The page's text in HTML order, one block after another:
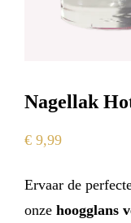
Nagellak
€ 9,99
Ervaar de
onze hoogglans